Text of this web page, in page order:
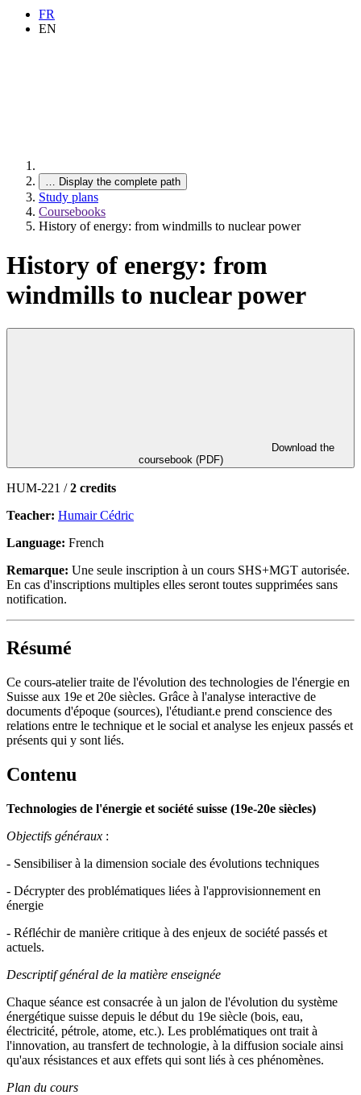
FR
EN
… Display the complete path
Study plans
Coursebooks
History of energy: from windmills to nuclear power
History of energy: from
windmills to nuclear power
coursebook (PDF)
HUM-221 /2 credits
Teacher: Humair Cédric
Language: French
Remarque: Une seule inscription à un cours SHS+MGT autorisée.
En cas d'inscriptions multiples elles seront toutes supprimées sans
notification.
Résumé
Ce cours-atelier traite de l'évolution des technologies de l'énergie en
Suisse aux 19e et 20e siècles. Grâce à l'analyse interactive de
documents d'époque (sources), l'étudiant.e prend conscience des
relations entre le technique et le social et analyse les enjeux passés et
présents qui y sont liés.
Contenu
Technologies de l'énergie et société suisse (19e-20e siècles)
Objectifs généraux :
- Sensibiliser à la dimension sociale des évolutions techniques
- Décrypter des problématiques liées à l'approvisionnement en
énergie
- Réfléchir de manière critique à des enjeux de société passés et
actuels.
Descriptif général de la matière enseignée
Chaque séance est consacrée à un jalon de l'évolution du système
énergétique suisse depuis le début du 19e siècle (bois, eau,
électricité, pétrole, atome, etc.). Les problématiques ont trait à
l'innovation, au transfert de technologie, à la diffusion sociale ainsi
qu'aux résistances et aux effets qui sont liés à ces phénomènes.
Plan du cours